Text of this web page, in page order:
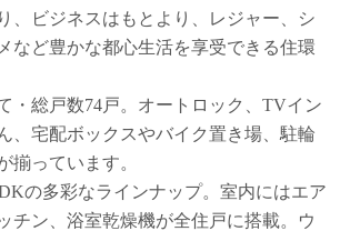
、ビジネスはもとより、レジャー、シ
など豊かな都心生活を享受できる住環
・総戸数74戸。オートロック、TVイン
、宅配ボックスやバイク置き場、駐輪
揃っています。
の多彩なラインナップ。室内にはエア
チン、浴室乾燥機が全住戸に搭載。ウ